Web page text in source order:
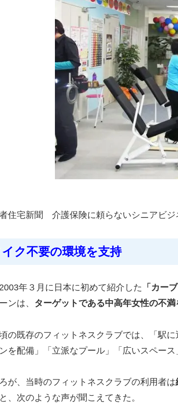
住宅新聞 介護保険に頼らないシニアビ
イク不要の環境を支持
年３月に日本に初めて紹介した 「カー
ンは、 ターゲットである中高年女性の不
の既存のフィットネスクラブでは、「駅
を配備」「立派なプール」「広いスペー
が、当時のフィットネスクラブの利用者は
、次のような声が聞こえてきた。